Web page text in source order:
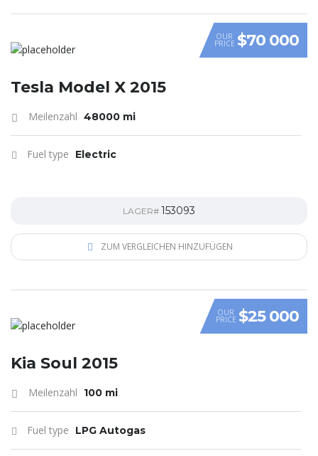
OUR
PRICE $70 000
Tesla Model X 2015
Meilenzahl 48000 mi
Fuel type Electric
LAGER# 153093
ZUM VERGLEICHEN HINZUFÜGEN
VIDEO
OUR
PRICE $25 000
Kia Soul 2015
Meilenzahl 100 mi
Fuel type LPG Autogas